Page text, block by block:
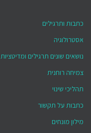
כתבות ותרגילים
אסטרולוגיה
נושאים שונים תרגילים ומדיטציות
צמיחה רוחנית
תהליכי שינוי
כתבות על תקשור
מילון מונחים